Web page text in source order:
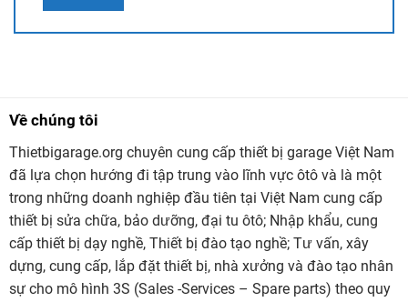
Về chúng tôi
Thietbigarage.org chuyên cung cấp thiết bị garage Việt Nam
đã lựa chọn hướng đi tập trung vào lĩnh vực ôtô và là một
trong những doanh nghiệp đầu tiên tại Việt Nam cung cấp
thiết bị sửa chữa, bảo dưỡng, đại tu ôtô; Nhập khẩu, cung
cấp thiết bị dạy nghề, Thiết bị đào tạo nghề; Tư vấn, xây
dựng, cung cấp, lắp đặt thiết bị, nhà xưởng và đào tạo nhân
sự cho mô hình 3S (Sales -Services – Spare parts) theo quy